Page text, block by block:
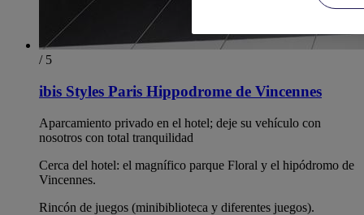
/ 5
ibis Styles Paris Hippodrome de Vincennes
Aparcamiento privado en el hotel; deje su vehículo con
nosotros con total tranquilidad
Cerca del hotel: el magnífico parque Floral y el hipódromo de
Vincennes.
Rincón de juegos (minibiblioteca y diferentes juegos).